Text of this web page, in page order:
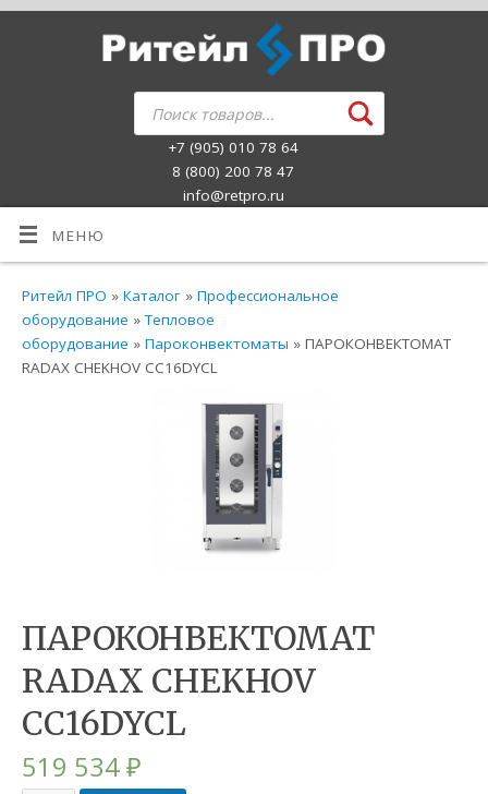
+7 (905) 010 78 64
8 (800) 200 78 47
info@retpro.ru
МЕНЮ
Ритейл ПРО »Каталог »Профессиональное
оборудование »Тепловое
оборудование »Пароконвектоматы » ПАРОКОНВЕКТОМАТ
RADAX CHEKHOV CC16DYCL
ПАРОКОНВЕКТОМАТ
RADAX CHEKHOV
CC16DYCL
519 534₽